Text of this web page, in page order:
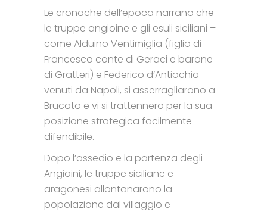
Le cronache dell’epoca narrano che
le truppe angioine e gli esuli siciliani –
come Alduino Ventimiglia (figlio di
Francesco conte di Geraci e barone
di Gratteri) e Federico d’Antiochia –
venuti da Napoli, si asserragliarono a
Brucato e vi si trattennero per la sua
posizione strategica facilmente
difendibile.
Dopo l’assedio e la partenza degli
Angioini, le truppe siciliane e
aragonesi allontanarono la
popolazione dal villaggio e